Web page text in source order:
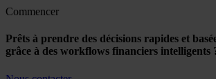
Commencer
Prêts à prendre des décisions rapides et
grâce à des workflows financiers intelligents